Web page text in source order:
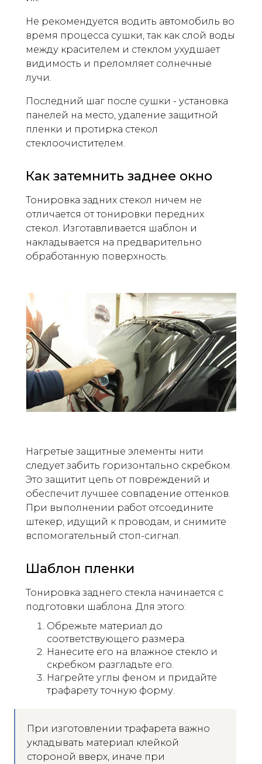
Не рекомендуется водить автомобиль во
время процесса сушки, так как слой воды
между красителем и стеклом ухудшает
видимость и преломляет солнечные
лучи.
Последний шаг после сушки - установка
панелей на место, удаление защитной
пленки и протирка стекол
стеклоочистителем.
Как затемнить заднее окно
Тонировка задних стекол ничем не
отличается от тонировки передних
стекол. Изготавливается шаблон и
накладывается на предварительно
обработанную поверхность.
Нагретые защитные элементы нити
следует забить горизонтально скребком.
Это защитит цепь от повреждений и
обеспечит лучшее совпадение оттенков.
При выполнении работ отсоедините
штекер, идущий к проводам, и снимите
вспомогательный стоп-сигнал.
Шаблон пленки
Тонировка заднего стекла начинается с
подготовки шаблона. Для этого:
Обрежьте материал до
соответствующего размера.
Нанесите его на влажное стекло и
скребком разгладьте его.
Нагрейте углы феном и придайте
трафарету точную форму.
При изготовлении трафарета важно
укладывать материал клейкой
стороной вверх, иначе при